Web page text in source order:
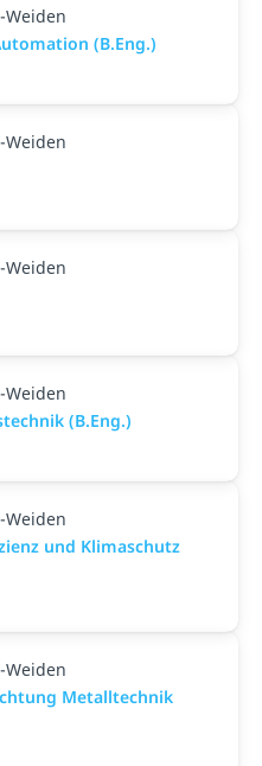
Weiden
(B.Eng.)
Weiden
Weiden
Weiden
(B.Eng.)
Weiden
und Klimaschutz
Weiden
Metalltechnik